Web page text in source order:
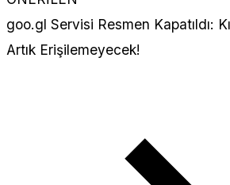
goo.gl Servisi Resmen Kapatıldı:
Artık Erişilemeyecek!